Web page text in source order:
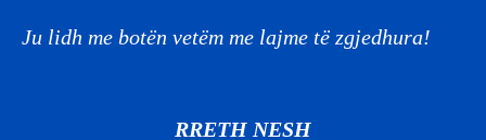
Ju lidh me botën vetëm me lajme të zgjedhura!
RRETH NESH